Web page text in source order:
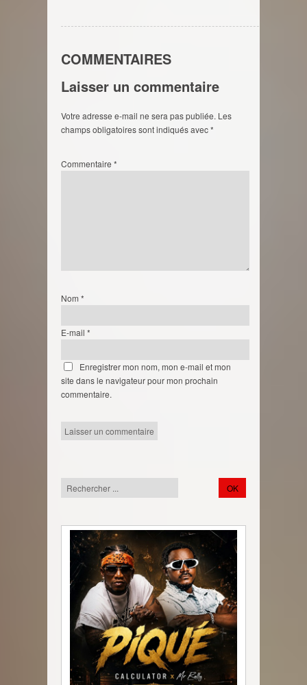
COMMENTAIRES
Laisser un commentaire
Votre adresse e-mail ne sera pas publiée. Les
champs obligatoires sont indiqués avec*
Commentaire *
Nom *
E-mail *
Enregistrer mon nom, mon e-mail et mon
site dans le navigateur pour mon prochain
commentaire.